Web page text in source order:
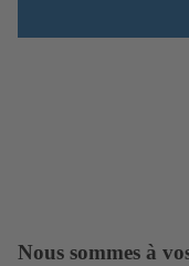
Nous sommes à